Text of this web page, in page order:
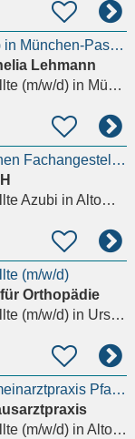
Mfa/in Gynäkologie (m/w/d) in München-Pasing
Lehmann
(m/w/d)in München
Ausbildung zur Medizinischen Fachangestellten (m/w/d)
Azubi in Altomünster
(m/w/d)
Orthopädie
(m/w/d)in Ursberg
Bewerbung als MFA Allgemeinarztpraxis Pfaffenhofen in Vollzeit/Teilzeit/Minijob
(m/w/d)in Altomünster